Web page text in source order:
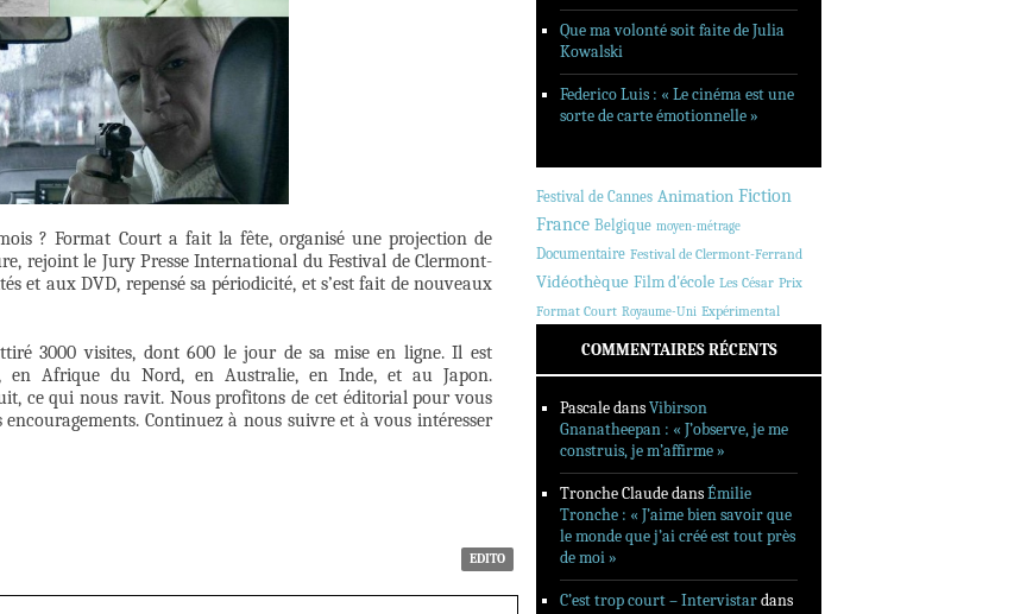
? Format Court a fait la fête, organisé une projection de
rejoint le Jury Presse International du Festival de Clermont-
et aux DVD, repensé sa périodicité, et s’est fait de nouveaux
3000 visites, dont 600 le jour de sa mise en ligne. Il est
en Afrique du Nord, en Australie, en Inde, et au Japon.
ce qui nous ravit. Nous profitons de cet éditorial pour vous
Continuez à nous suivre et à vous intéresser
EDITO
Que ma volonté soit faite de Julia
Kowalski
Federico Luis : « Le cinéma est une
sorte de carte émotionnelle »
Festival de Cannes Animation Fiction
France Belgique moyen-métrage
Documentaire Festival de Clermont-Ferrand
Vidéothèque Film d'école Les César Prix
Format Court Royaume-Uni Expérimental
COMMENTAIRES RÉCENTS
PascaledansVibirson
Gnanatheepan : « J’observe, je me
construis, je m’affirme »
Tronche ClaudedansÉmilie
Tronche : « J’aime bien savoir que
le monde que j’ai créé est tout près
de moi »
C’est trop court – Intervistardans